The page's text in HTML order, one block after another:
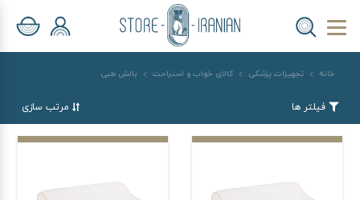
خانه تجهیزات پزشکی کالای خواب و استراحت بالش طبی
فیلتر ها مرتب سازی